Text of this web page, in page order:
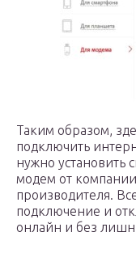
Таким образом,
подключить
нужно установить
модем от
производителя.
подключение и
онлайн и без